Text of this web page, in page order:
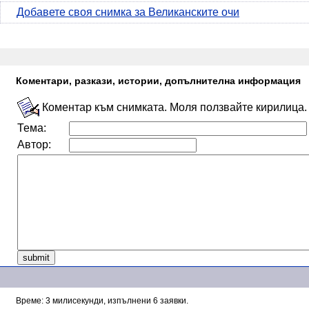
Добавете своя снимка за Великанските очи
Коментари, разкази, истории, допълнителна информация
Коментар към снимката. Моля ползвайте кирилица.
Тема:
Автор:
Време: 3 милисекунди, изпълнени 6 заявки.